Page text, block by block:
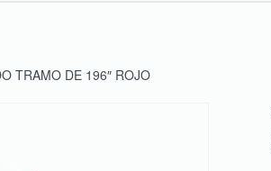
TRAMO DE 196″ ROJO